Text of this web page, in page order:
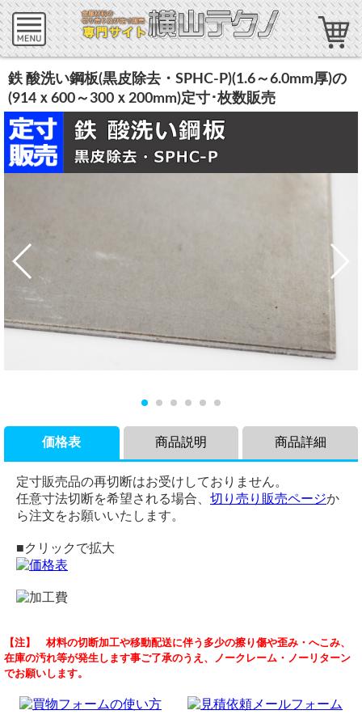
鉄 酸洗い鋼板(黒皮除去・SPHC-P)(1.6～6.0mm厚)の
(914ｘ600～300ｘ200mm)定寸･枚数販売
価格表
定寸販売品の再切断はお受けしておりません。
任意寸法切断を希望される場合、 切り売り販売ページか
ら注文をお願いいたします。
■クリックで拡大
商品説明
熱間圧延酸洗い鋼板（黒皮除去・SPHC-P）の(914ｘ600～
300ｘ200mm)定寸での希望板厚･ サイズ･希望枚数の販売で
す。
熱間圧延鋼板の表面を酸洗いをし、酸化皮膜を除去した板で
「サンセン」とも呼ばれます。
商品詳細
熱延酸洗い鋼板
材質
鉄（スチール）SPHC-P （黒皮除去）
定尺
【注】 材料の切断加工や移動配送に伴う多少の擦り傷や歪み・へこみ、
在庫の汚れ等が発生します事ご了承のうえ、ノークレーム・ノーリターン
でお願いします。